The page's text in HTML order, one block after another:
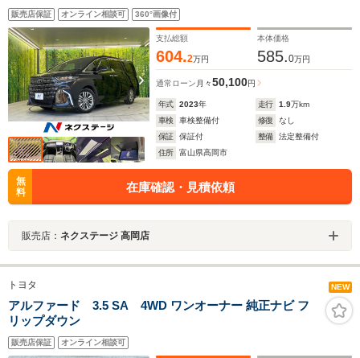
14インチディスプレイオーディオ デジタルインナーミ
ラー パノラミックビューモニター セーフティセンス
販売店保証 オンライン相談可 360°画像付
支払総額
604.2万円
本体価格
585.0万円
通常ローン 月々50,100円
年式 2023年 走行 1.9万km
車検
車検整備付 修復
なし
保証
保証付 整備
法定整備付
住所
富山県高岡市
無
料
在庫確認・見積依頼
販売店： ネクステージ 高岡店
トヨタ NEW
アルファード 3.5 SA 4WD ワンオーナー 純正ナビ フ
リップダウン
販売店保証 オンライン相談可